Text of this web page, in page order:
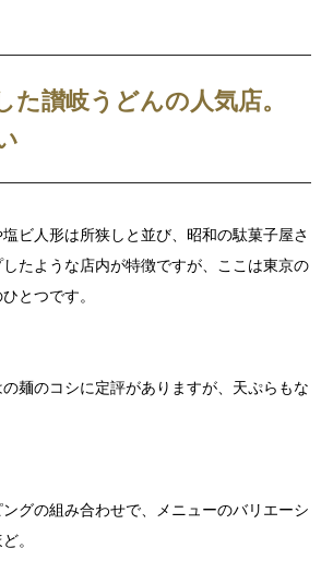
た讃岐うどんの人気店。
ビ人形は所狭しと並び、昭和の駄菓子屋さ
たような店内が特徴ですが、ここは東京の
とつです。
麺のコシに定評がありますが、天ぷらもな
グの組み合わせで、メニューのバリエーシ
。